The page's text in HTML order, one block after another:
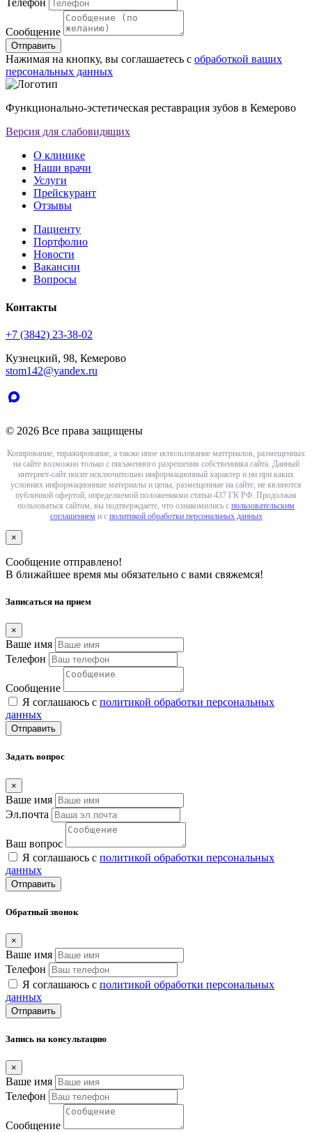
Телефон
Сообщение
Отправить
Нажимая на кнопку, вы соглашаетесь с обработкой ваших
персональных данных
Функционально-эстетическая реставрация зубов в Кемерово
Версия для слабовидящих
О клинике
Наши врачи
Услуги
Прейскурант
Отзывы
Пациенту
Портфолио
Новости
Вакансии
Вопросы
Контакты
+7 (3842) 23-38-02
Кузнецкий, 98, Кемерово
stom142@yandex.ru
© 2026 Все права защищены
Копирование, тиражирование, а также иное использование материалов, размещенных
на сайте возможно только с письменного разрешения собственника сайта. Данный
интернет-сайт носит исключительно информационный характер и ни при каких
условиях информационные материалы и цены, размещенные на сайте, не являются
публичной офертой, определяемой положениями статьи 437 ГК РФ. Продолжая
пользоваться сайтом, вы подтверждаете, что ознакомились с пользовательским
соглашением и с политикой обработки персональных данных
×
Сообщение отправлено!
В ближайшее время мы обязательно с вами свяжемся!
Записаться на прием
×
Ваше имя
Телефон
Сообщение
Я соглашаюсь с политикой обработки персональных
данных
Отправить
Задать вопрос
×
Ваше имя
Эл.почта
Ваш вопрос
Я соглашаюсь с политикой обработки персональных
данных
Отправить
Обратный звонок
×
Ваше имя
Телефон
Я соглашаюсь с политикой обработки персональных
данных
Отправить
Запись на консультацию
×
Ваше имя
Телефон
Сообщение